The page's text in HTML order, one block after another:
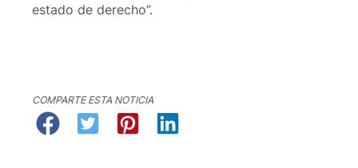
estado de derecho”.
COMPARTE ESTA NOTICIA